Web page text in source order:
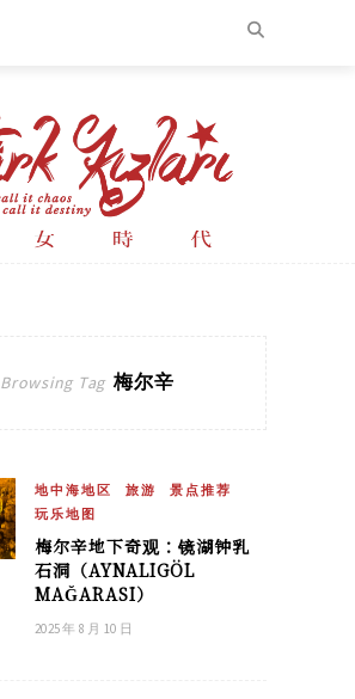
Browsing Tag 梅尔辛
地中海地区 旅游
景点推荐
玩乐地图
梅尔辛地下奇观：镜湖钟乳
石洞（AYNALIGÖL
MAĞARASI）
2025 年 8 月 10 日